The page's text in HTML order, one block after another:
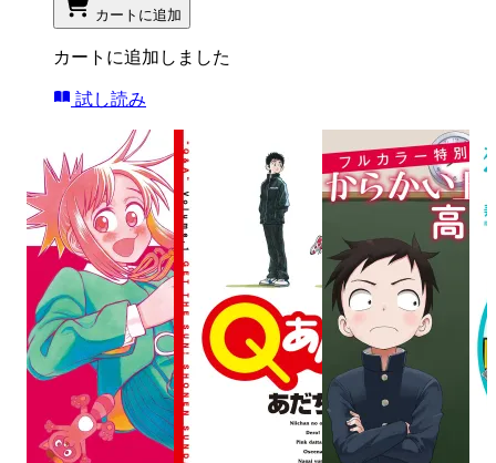
カートに追加
カートに追加しました
試し読み